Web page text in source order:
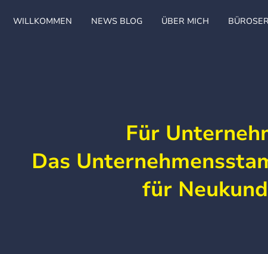
WILLKOMMEN NEWS BLOG ÜBER MICH
Für
Das
für